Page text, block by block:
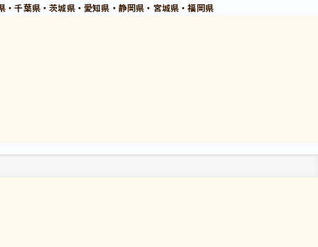
千葉県・茨城県・愛知県・静岡県・宮城県・福岡県